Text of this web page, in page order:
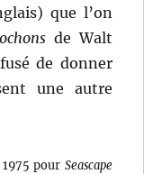
que l’on
de Walt
de donner
une autre
pour Seascape